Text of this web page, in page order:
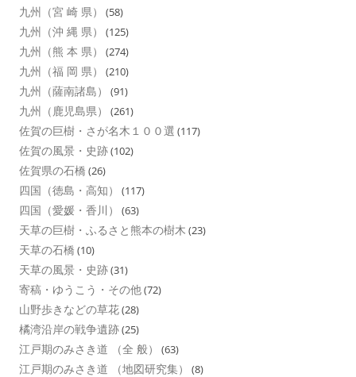
九州（宮 崎 県） (58)
九州（沖 縄 県） (125)
九州（熊 本 県） (274)
九州（福 岡 県） (210)
九州（薩南諸島） (91)
九州（鹿児島県） (261)
佐賀の巨樹・さが名木１００選 (117)
佐賀の風景・史跡(102)
佐賀県の石橋 (26)
四国（徳島・高知） (117)
四国（愛媛・香川） (63)
天草の巨樹・ふるさと熊本の樹木 (23)
天草の石橋 (10)
天草の風景・史跡(31)
寄稿・ゆうこう・その他(72)
山野歩きなどの草花(28)
橘湾沿岸の戦争遺跡(25)
江戸期のみさき道 （全 般） (63)
江戸期のみさき道 （地図研究集） (8)